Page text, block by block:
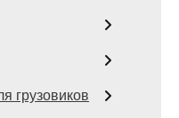
грузовиков